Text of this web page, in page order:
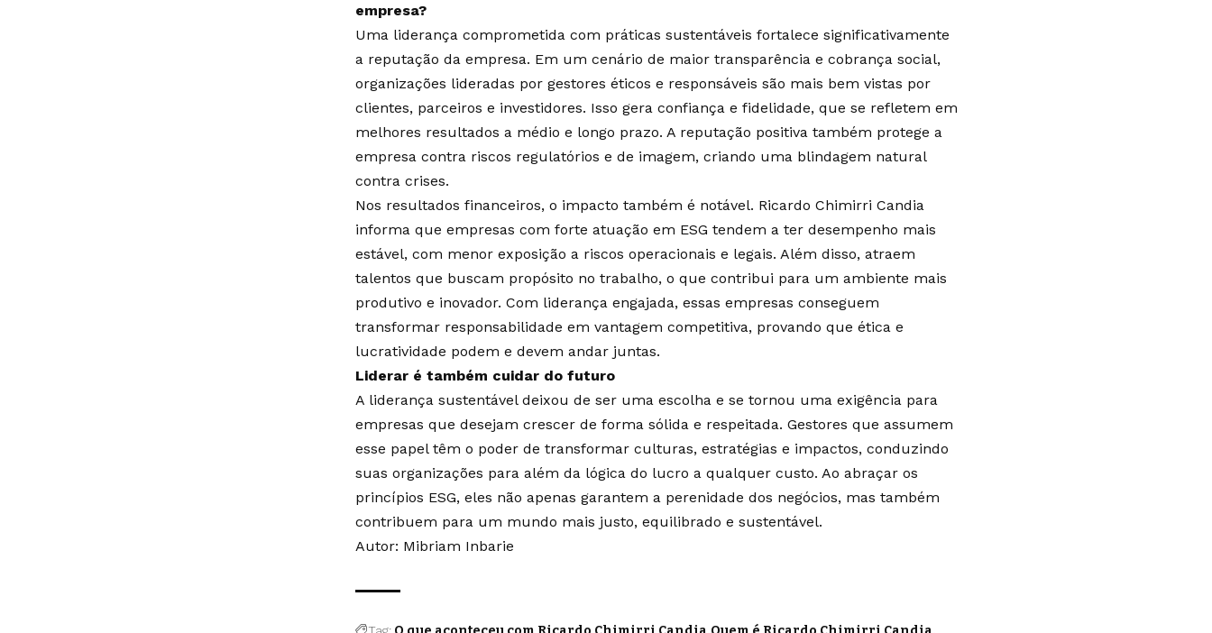
empresa?
Uma liderança comprometida com práticas sustentáveis fortalece significativamente
a reputação da empresa. Em um cenário de maior transparência e cobrança social,
organizações lideradas por gestores éticos e responsáveis são mais bem vistas por
clientes, parceiros e investidores. Isso gera confiança e fidelidade, que se refletem em
melhores resultados a médio e longo prazo. A reputação positiva também protege a
empresa contra riscos regulatórios e de imagem, criando uma blindagem natural
contra crises.
Nos resultados financeiros, o impacto também é notável. Ricardo Chimirri Candia
informa que empresas com forte atuação em ESG tendem a ter desempenho mais
estável, com menor exposição a riscos operacionais e legais. Além disso, atraem
talentos que buscam propósito no trabalho, o que contribui para um ambiente mais
produtivo e inovador. Com liderança engajada, essas empresas conseguem
transformar responsabilidade em vantagem competitiva, provando que ética e
lucratividade podem e devem andar juntas.
Liderar é também cuidar do futuro
A liderança sustentável deixou de ser uma escolha e se tornou uma exigência para
empresas que desejam crescer de forma sólida e respeitada. Gestores que assumem
esse papel têm o poder de transformar culturas, estratégias e impactos, conduzindo
suas organizações para além da lógica do lucro a qualquer custo. Ao abraçar os
princípios ESG, eles não apenas garantem a perenidade dos negócios, mas também
contribuem para um mundo mais justo, equilibrado e sustentável.
Autor: Mibriam Inbarie
Tag: